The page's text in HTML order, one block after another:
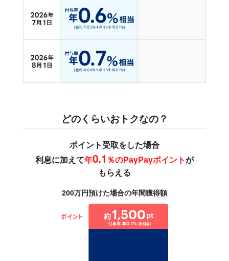
どのくらいおトクなの？
ポイント受取をした場合
利息に加えて年0.1 ％のPayPayポイントが
もらえる
200万円預けた場合の年間獲得額